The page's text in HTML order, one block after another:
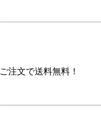
注文で送料無料！